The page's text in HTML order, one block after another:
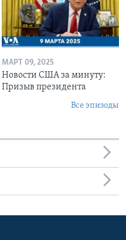
МАРТ 09, 2025
Новости США за минуту:
Призыв президента
Все эпизоды